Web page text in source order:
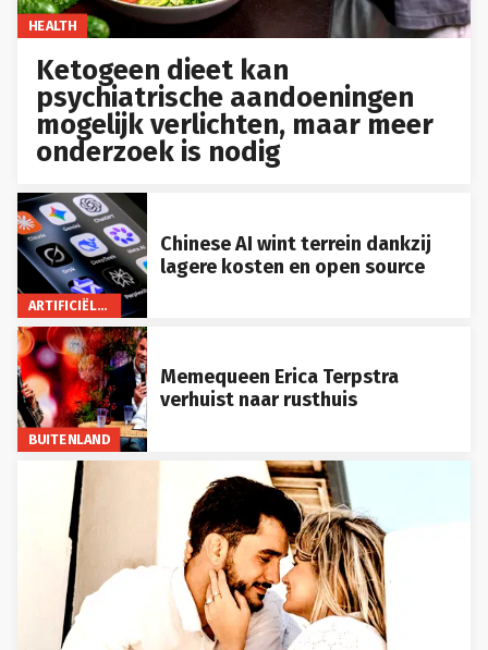
HEALTH
Ketogeen dieet kan
psychiatrische aandoeningen
mogelijk verlichten, maar meer
onderzoek is nodig
ARTIFICIËLE INTELLIGENTIE
Chinese AI wint terrein dankzij
lagere kosten en open source
BUITENLAND
Memequeen Erica Terpstra
verhuist naar rusthuis